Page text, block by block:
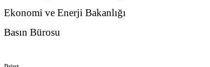
Ekonomi ve Enerji Bakanlığı
Basın Bürosu